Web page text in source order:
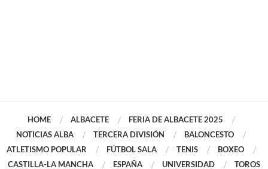
HOME ALBACETE
FERIA DE ALBACETE 2025
NOTICIAS ALBA
TERCERA DIVISIÓN
BALONCESTO
ATLETISMO POPULAR
FÚTBOL SALA TENIS
BOXEO
CASTILLA-LA MANCHA
ESPAÑA UNIVERSIDAD TOROS